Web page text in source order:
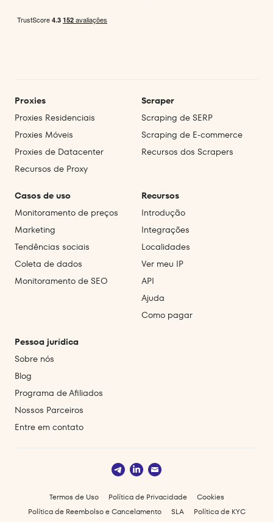
Proxies
Proxies Residenciais
Proxies Móveis
Proxies de Datacenter
Recursos de Proxy
Scraper
Scraping de SERP
Scraping de E‑commerce
Recursos dos Scrapers
Casos de uso
Monitoramento de preços
Marketing
Tendências sociais
Coleta de dados
Monitoramento de SEO
Recursos
Introdução
Integrações
Localidades
Ver meu IP
API
Ajuda
Como pagar
Pessoa jurídica
Sobre nós
Blog
Programa de Afiliados
Nossos Parceiros
Entre em contato
Termos de Uso Política de Privacidade
Cookies
Política de Reembolso e Cancelamento
SLA
Política de KYC